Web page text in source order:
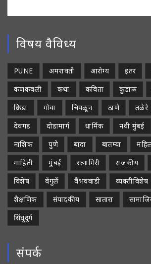
विषय वैविध्य
PUNE अमरावती आरोग्य इतर
कणकवली
कथा कविता कुडाळ
क्रिडा
गोवा चिपळून ठाणे तळेरे
देवगड
दोडामार्ग धार्मिक नवी मुंबई
नाशिक
पुणे बांदा बातम्या
माहिती
मुंबई रत्नागिरी राजकीय
विशेष
वेंगुर्ले वैभववाडी व्यक्तीविशेष
शैक्षणिक
संपादकीय सातारा
सिंधुदुर्ग
संपर्क